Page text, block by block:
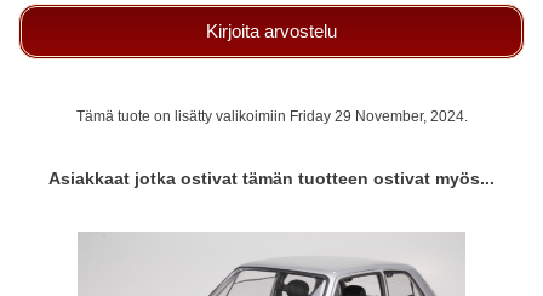
Kirjoita arvostelu
Tämä tuote on lisätty valikoimiin Friday 29 November, 2024.
Asiakkaat jotka ostivat tämän tuotteen ostivat myös...